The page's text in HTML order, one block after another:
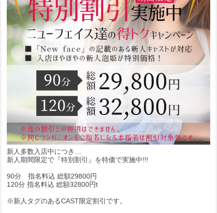
新人多数入店中につき…
新人期間限定で『特別割引』を特価で実施中!!!
90分 指名料込 総額29800円
120分 指名料込 総額32800円t
※新人タグのあるCAST限定割引です。